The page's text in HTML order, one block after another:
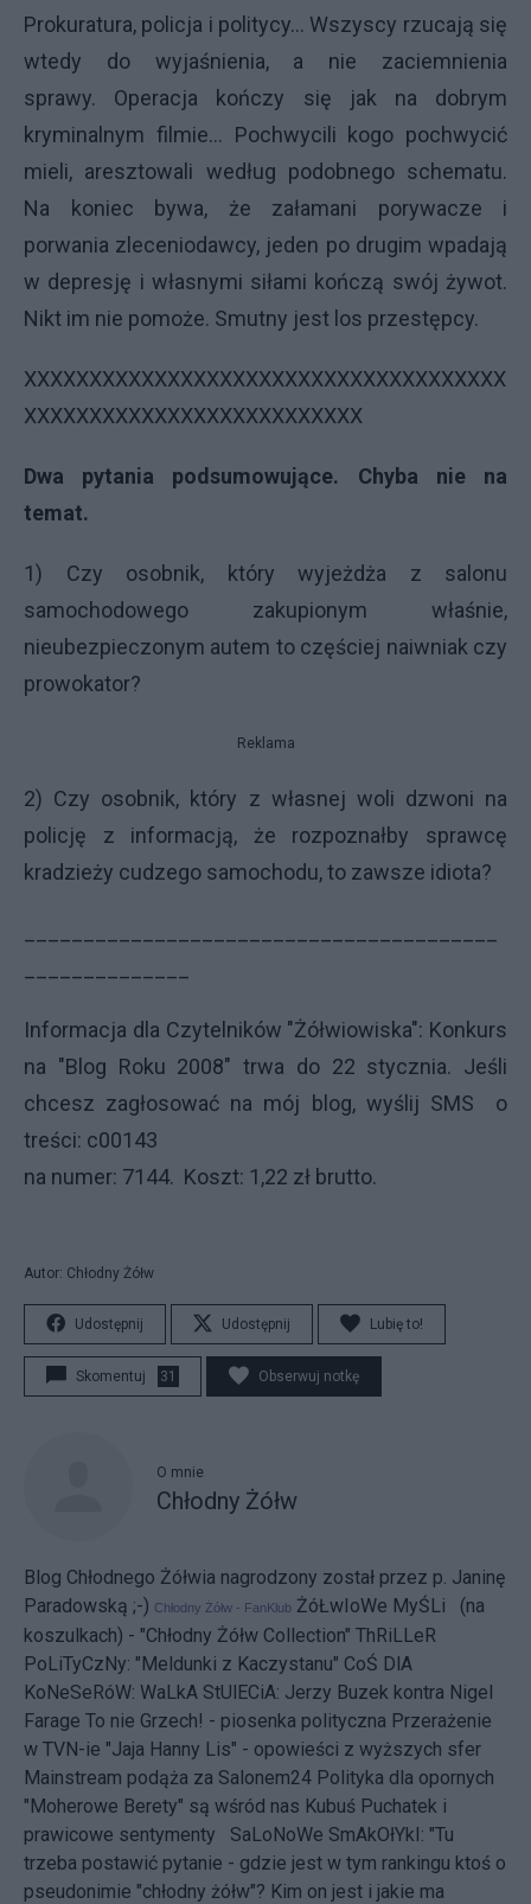
Prokuratura, policja i politycy... Wszyscy rzucają się
wtedy do wyjaśnienia, a nie zaciemnienia
sprawy. Operacja kończy się jak na dobrym
kryminalnym filmie... Pochwycili kogo pochwycić
mieli, aresztowali według podobnego schematu.
Na koniec bywa, że załamani porywacze i
porwania zleceniodawcy, jeden po drugim wpadają
w depresję i własnymi siłami kończą swój żywot.
Nikt im nie pomoże. Smutny jest los przestępcy.
XXXXXXXXXXXXXXXXXXXXXXXXXXXXXXXXXXXXX
XXXXXXXXXXXXXXXXXXXXXXXXXX
Dwa pytania podsumowujące. Chyba nie na
temat.
1) Czy osobnik, który wyjeżdża z salonu
samochodowego zakupionym właśnie,
nieubezpieczonym autem to częściej naiwniak czy
prowokator?
Reklama
2) Czy osobnik, który z własnej woli dzwoni na
policję z informacją, że rozpoznałby sprawcę
kradzieży cudzego samochodu, to zawsze idiota?
Informacja dla Czytelników "Żółwiowiska": Konkurs
na "Blog Roku 2008" trwa do 22 stycznia. Jeśli
chcesz zagłosować na mój blog, wyślij SMS o
treści: c00143
na numer: 7144. Koszt: 1,22 zł brutto.
Autor: Chłodny Żółw
Udostępnij Udostępnij Lubię to!
Skomentuj 31 Obserwuj notkę
O mnie
Chłodny Żółw
Blog Chłodnego Żółwia nagrodzony został przez p. Janinę
Paradowską ;-) Chłodny Żółw - FanKlub ŻóŁwIoWe MyŚLi (na
koszulkach) - "Chłodny Żółw Collection" ThRiLLeR
PoLiTyCzNy: "Meldunki z Kaczystanu" CoŚ DlA
KoNeSeRóW: WaLkA StUlECiA: Jerzy Buzek kontra Nigel
Farage To nie Grzech! - piosenka polityczna Przerażenie
w TVN-ie "Jaja Hanny Lis" - opowieści z wyższych sfer
Mainstream podąża za Salonem24 Polityka dla opornych
"Moherowe Berety" są wśród nas Kubuś Puchatek i
prawicowe sentymenty SaLoNoWe SmAkOłYkI: "Tu
trzeba postawić pytanie - gdzie jest w tym rankingu ktoś o
pseudonimie "chłodny żółw"? Kim on jest i jakie ma